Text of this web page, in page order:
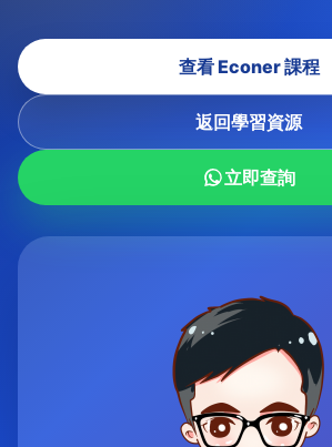
查看 Econer 課程
返回學習資源
立即查詢